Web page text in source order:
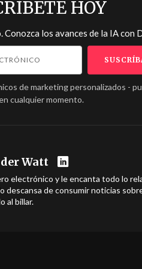
HOY
los avances de la IA con
de marketing personalizados -
cualquier momento.
Watt
electrónico y le encanta todo lo
descansa de consumir noticias
al billar.